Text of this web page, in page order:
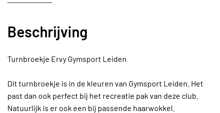
Beschrijving
Turnbroekje Ervy Gymsport Leiden
Dit turnbroekje is in de kleuren van Gymsport Leiden. Het
past dan ook perfect bij het recreatie pak van deze club.
Natuurlijk is er ook een bij passende haarwokkel.